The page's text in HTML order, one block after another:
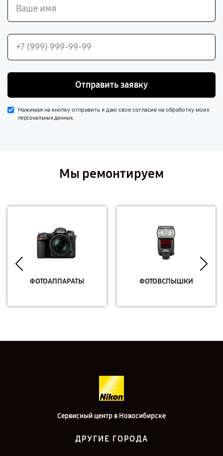
Отправить заявку
Нажимая на кнопку отправить я даю свое согласие на обработку моих
персональных данных.
Мы ремонтируем
ФОТОАППАРАТЫ ФОТОВСПЫШКИ
Сервисный центр в Новосибирске
ДРУГИЕ ГОРОДА